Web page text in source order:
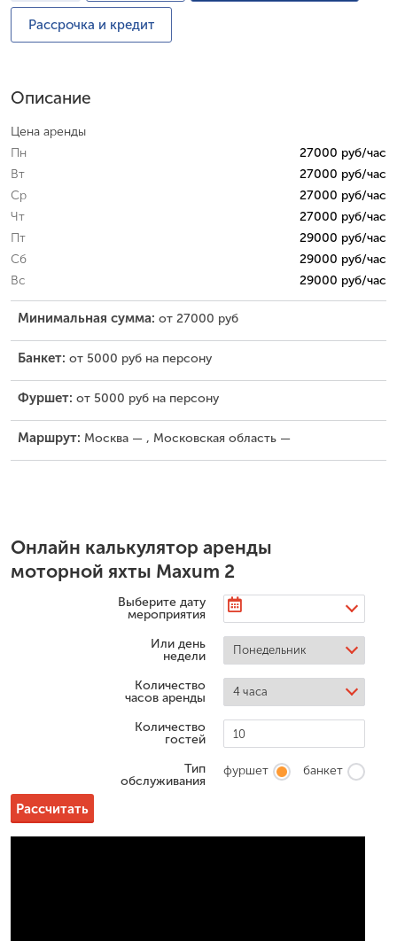
Рассрочка и кредит
Описание
Цена аренды
Пн
27000 руб/час
Вт
27000 руб/час
Ср
27000 руб/час
Чт
27000 руб/час
Пт
29000 руб/час
Сб
29000 руб/час
Вс
29000 руб/час
Минимальная сумма: от 27000 руб
Банкет: от 5000 руб на персону
Фуршет: от 5000 руб на персону
Маршрут: Москва — , Московская область —
Онлайн калькулятор аренды
моторной яхты Maxum 2
Выберите дату
мероприятия
Или день
недели
Количество
часов аренды
Количество
гостей
Тип
обслуживания
фуршет банкет
Рассчитать